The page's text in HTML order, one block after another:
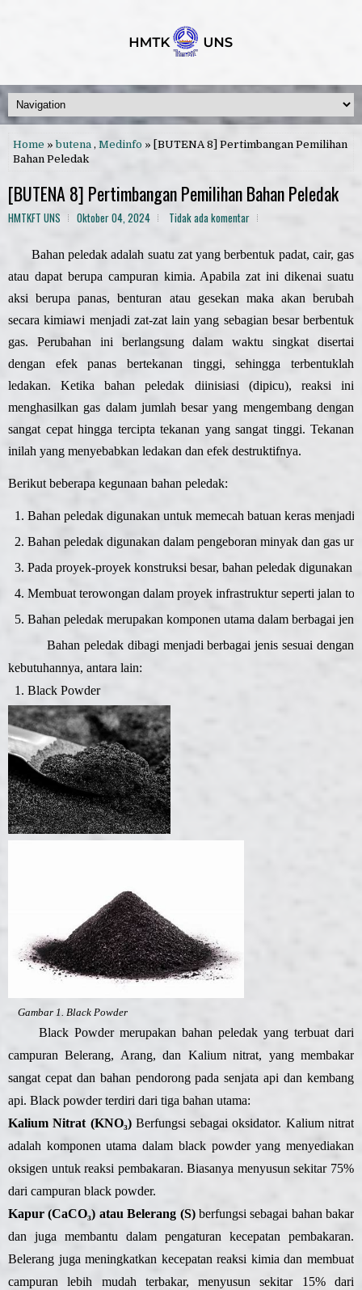
Home »butena , Medinfo » [BUTENA 8] Pertimbangan Pemilihan
Bahan Peledak
[BUTENA 8] Pertimbangan Pemilihan Bahan Peledak
HMTKFT UNS Oktober 04, 2024 Tidak ada komentar
Bahan peledak adalah suatu zat yang berbentuk padat, cair, gas
atau dapat berupa campuran kimia. Apabila zat ini dikenai suatu
aksi berupa panas, benturan atau gesekan maka akan berubah
secara kimiawi menjadi zat-zat lain yang sebagian besar berbentuk
gas. Perubahan ini berlangsung dalam waktu singkat disertai
dengan efek panas bertekanan tinggi, sehingga terbentuklah
ledakan. Ketika bahan peledak diinisiasi (dipicu), reaksi ini
menghasilkan gas dalam jumlah besar yang mengembang dengan
sangat cepat hingga tercipta tekanan yang sangat tinggi. Tekanan
inilah yang menyebabkan ledakan dan efek destruktifnya.
Berikut beberapa kegunaan bahan peledak:
Bahan peledak digunakan untuk memecah batuan keras
Bahan peledak digunakan dalam pengeboran minyak dan gas
Pada proyek-proyek konstruksi besar, bahan peledak
Membuat terowongan dalam proyek infrastruktur seperti jalan
Bahan peledak merupakan komponen utama dalam berbagai
Bahan peledak dibagi menjadi berbagai jenis sesuai dengan
kebutuhannya, antara lain:
Black Powder
Gambar 1. Black Powder
Black Powder merupakan bahan peledak yang terbuat dari
campuran Belerang, Arang, dan Kalium nitrat, yang membakar
sangat cepat dan bahan pendorong pada senjata api dan kembang
api. Black powder terdiri dari tiga bahan utama:
Kalium Nitrat (KNO₃)Berfungsi sebagai oksidator. Kalium nitrat
adalah komponen utama dalam black powder yang menyediakan
oksigen untuk reaksi pembakaran. Biasanya menyusun sekitar 75%
dari campuran black powder.
Kapur (CaCO₃) atau Belerang (S) berfungsi sebagai bahan bakar
dan juga membantu dalam pengaturan kecepatan pembakaran.
Belerang juga meningkatkan kecepatan reaksi kimia dan membuat
campuran lebih mudah terbakar, menyusun sekitar 15% dari